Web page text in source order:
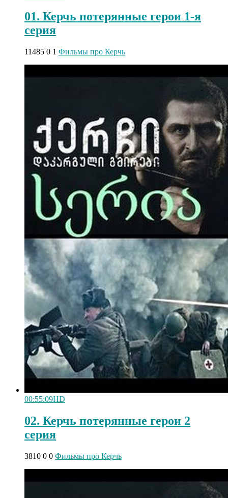
01. Керчь потерянные герои 1-я
серия
11485 0 1 Фильмы про Керчь
00:55:09HD
02. Керчь потерянные герои 2
серия
3810 0 0 Фильмы про Керчь